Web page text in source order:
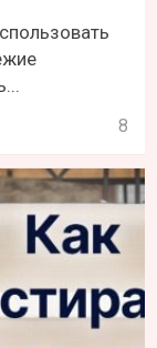
8